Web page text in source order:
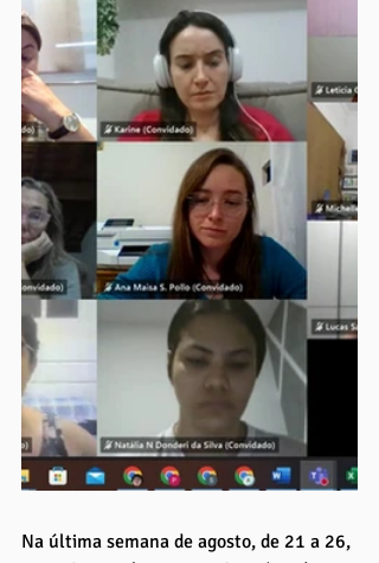
Na última semana de agosto, de 21 a 26,